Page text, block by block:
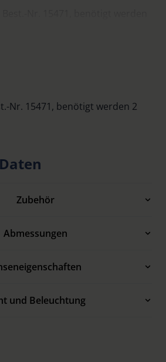
Nr. 15471, benötigt werden 2
Zubehör
Abmessungen
und Beleuchtung